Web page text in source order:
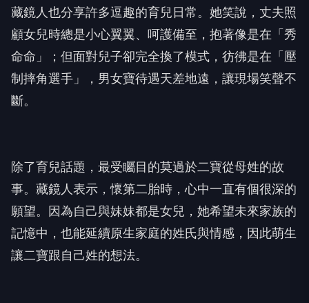
藏鏡人也分享許多逗趣的育兒日常。她笑說，丈夫照
顧女兒時總是小心翼翼、呵護備至，抱著像是在「秀
命命」；但面對兒子卻完全換了模式，彷彿是在「壓
制摔角選手」，男女寶待遇天差地遠，讓現場笑聲不
斷。
除了育兒話題，最受矚目的莫過於二寶從母姓的故
事。藏鏡人表示，懷第二胎時，心中一直有個很深的
願望。因為自己與妹妹都是女兒，她希望未來家族的
記憶中，也能延續原生家庭的姓氏與情感，因此萌生
讓二寶跟自己姓的想法。